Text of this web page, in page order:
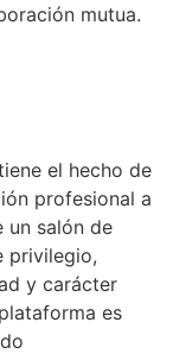
mutua.
el hecho de
profesional a
un salón de
privilegio,
y carácter
es